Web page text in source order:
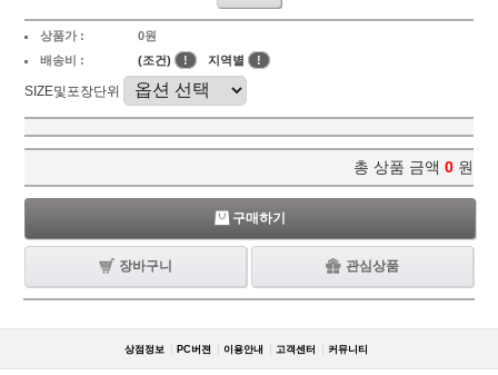
상품가 :
0원
배송비 :
(조건) ! 지역별 !
SIZE및포장단위
총 상품 금액 0 원
구매하기
장바구니 관심상품
상점정보 PC버젼 이용안내 고객센터 커뮤니티